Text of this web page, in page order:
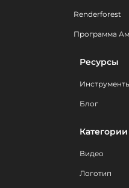
Renderforest
Программа
Ресурсы
Блог
Категории
Видео
Логотип